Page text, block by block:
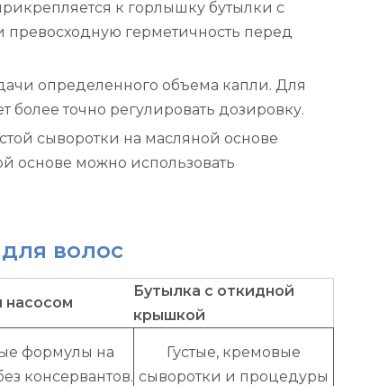
к горлышку бутылки с
герметичность перед
определенного объема капли. Для
точно регулировать дозировку.
сыворотки на масляной основе
основе можно использовать
волос
насосом
Бутылка с откидной
крышкой
формулы на
консервантов.
Густые, кремовые
сыворотки и процедуры